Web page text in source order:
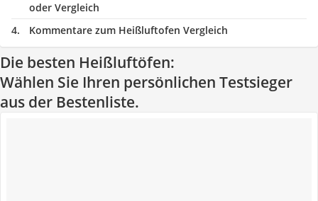
oder Vergleich
Kommentare zum Heißluftofen Vergleich
Die besten Heißluftöfen:
Wählen Sie Ihren persönlichen Testsieger
aus der Bestenliste.